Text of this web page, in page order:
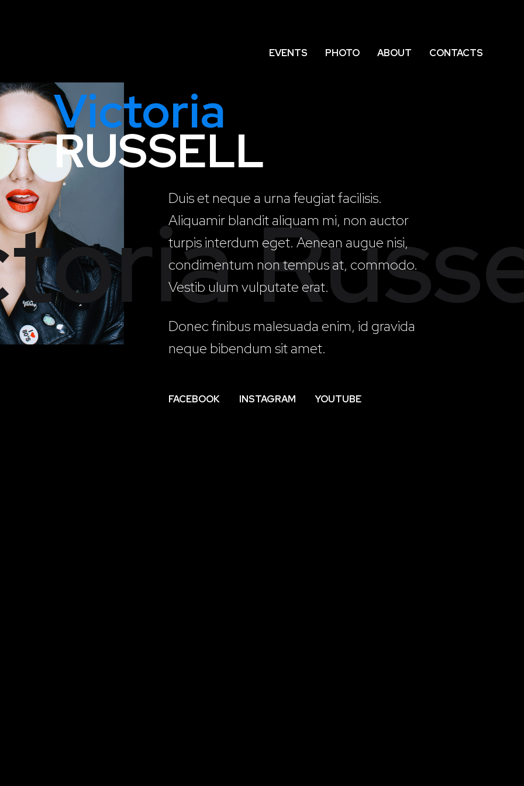
EVENTS PHOTO ABOUT CONTACTS
Victoria
RUSSELL
Duis et neque a urna feugiat facilisis.
Aliquamir blandit aliquam mi, non auctor
turpis interdum eget. Aenean augue nisi,
condimentum non tempus at, commodo.
Vestib ulum vulputate erat.
Donec finibus malesuada enim, id gravida
neque bibendum sit amet.
FACEBOOK INSTAGRAM YOUTUBE